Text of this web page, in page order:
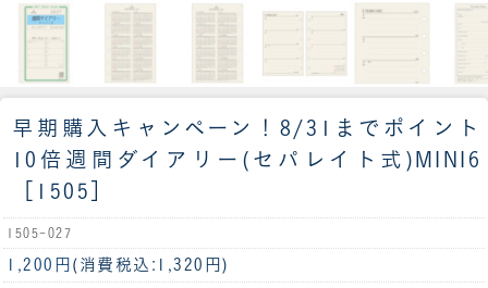
早期購入キャンペーン！8/31までポイント
10倍 週間ダイアリー(セパレイト式)MINI6
［1505］
1505-027
1,200円 (消費税込:1,320円)